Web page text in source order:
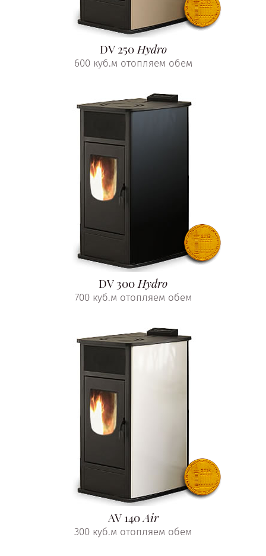
DV 250 Hydro
600 куб.м отопляем обем
DV 300 Hydro
700 куб.м отопляем обем
AV 140Air
300 куб.м отопляем обем